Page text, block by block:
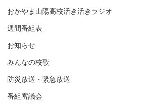
おかやま山陽高校活き活きラジオ
週間番組表
お知らせ
みんなの校歌
防災放送・緊急放送
番組審議会